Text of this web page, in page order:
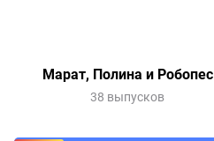
Марат, Полина и Робопес
38 выпусков